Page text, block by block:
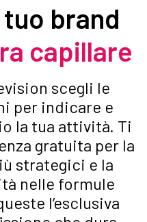
brand
capillare
scegli le
per indicare e
la tua attività. Ti
gratuita per la
strategici e la
nelle formule
l’esclusiva